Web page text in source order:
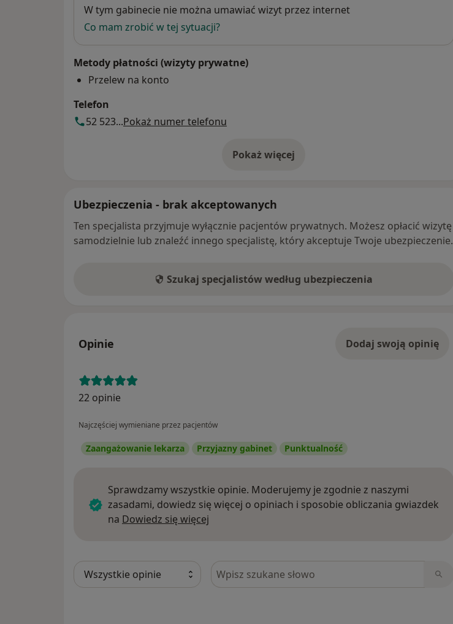
Dostępność
W tym gabinecie nie można umawiać wizyt przez internet
Co mam zrobić w tej sytuacji?
Metody płatności (wizyty prywatne)
Przelew na konto
Telefon
52 523...Pokaż numer telefonu
Pokaż więcej
o adresie
Ubezpieczenia - brak akceptowanych
Ten specjalista przyjmuje wyłącznie pacjentów prywatnych. Możesz opłacić wizytę
samodzielnie lub znaleźć innego specjalistę, który akceptuje Twoje ubezpieczenie.
Szukaj specjalistów według ubezpieczenia
Opinie Dodaj swoją opinię
22 opinie
Najczęściej wymieniane przez pacjentów
Zaangażowanie lekarza Przyjazny gabinet Punktualność
Sprawdzamy wszystkie opinie. Moderujemy je zgodnie z naszymi
zasadami, dowiedz się więcej o opiniach i sposobie obliczania gwiazdek
na Dowiedz się więcej
Szukaj w opiniach